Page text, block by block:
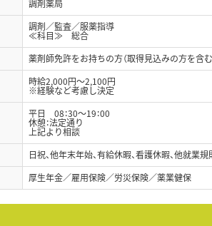
調剤薬局
調剤／監査／服薬指導
≪科目≫ 総合
薬剤師免許をお持ちの方（取得見込みの方を含む
時給2,000円～2,100円
※経験など考慮し決定
平日 08：30～19：00
休憩：法定通り
上記より相談
日祝、他年末年始、有給休暇、看護休暇、他就業
厚生年金／雇用保険／労災保険／薬業健保